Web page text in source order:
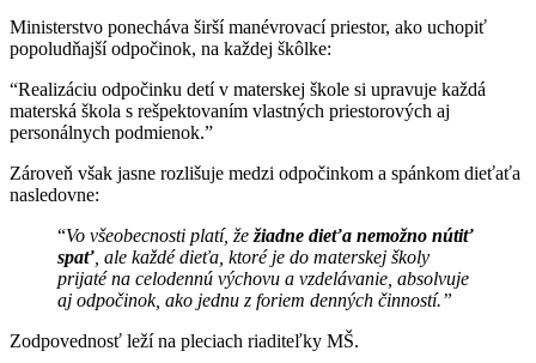
Ministerstvo ponecháva širší manévrovací priestor, ako uchopiť
popoludňajší odpočinok, na každej škôlke:
“Realizáciu odpočinku detí v materskej škole si upravuje každá
materská škola s rešpektovaním vlastných priestorových aj
personálnych podmienok.”
Zároveň však jasne rozlišuje medzi odpočinkom a spánkom dieťaťa
nasledovne:
“Vo všeobecnosti platí, že žiadne dieťa nemožno nútiť
spať , ale každé dieťa, ktoré je do materskej školy
prijaté na celodennú výchovu a vzdelávanie, absolvuje
aj odpočinok, ako jednu z foriem denných činností.”
Zodpovednosť leží na pleciach riaditeľky MŠ.